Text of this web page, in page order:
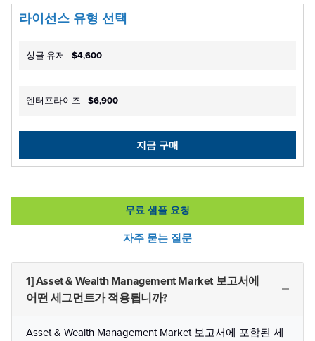
라이선스 유형 선택
싱글 유저 -$4,600
엔터프라이즈 -$6,900
지금 구매
무료 샘플 요청
자주 묻는 질문
1] Asset & Wealth Management Market 보고서에
어떤 세그먼트가 적용됩니까?
Asset & Wealth Management Market 보고서에 포함된 세